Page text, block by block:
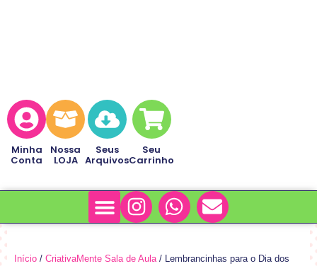
Minha
Conta
Nossa
LOJA
Seus
Arquivos
Seu
Carrinho
Início / CriativaMente Sala de Aula/ Lembrancinhas para o Dia dos